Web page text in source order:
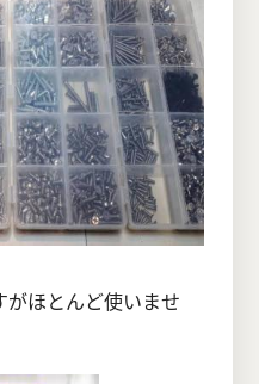
がほとんど使いませ